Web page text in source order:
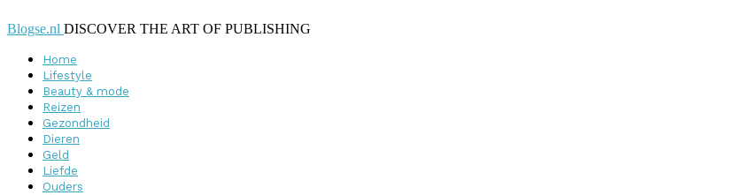
Blogse.nl DISCOVER THE ART OF PUBLISHING
Home
Lifestyle
Beauty & mode
Reizen
Gezondheid
Dieren
Geld
Liefde
Ouders